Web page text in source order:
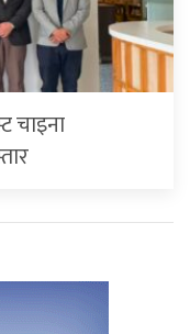
चाइना